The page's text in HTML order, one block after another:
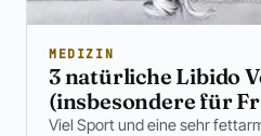
MEDIZIN
3 natürliche Libido
(insbesondere für
Viel Sport und eine sehr